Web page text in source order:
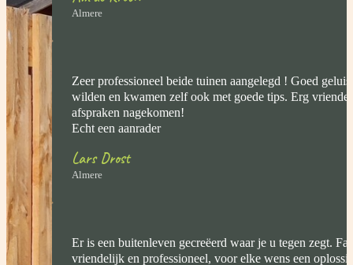
Almere
Zeer professioneel beide tuinen aangelegd ! Goed
wilden en kwamen zelf ook met goede tips. Erg
afspraken nagekomen!
Echt een aanrader
Lars Drost
Almere
Er is een buitenleven gecreëerd waar je u tegen zegt.
vriendelijk en professioneel, voor elke wens een